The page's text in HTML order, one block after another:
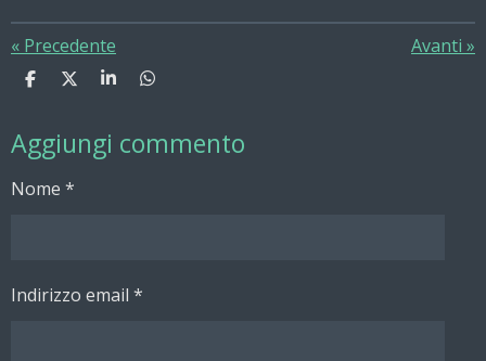
« Precedente Avanti »
C
d
i
i
C
d
i
i
C
d
i
C
d
i
Aggiungi commento
Nome *
Indirizzo email *